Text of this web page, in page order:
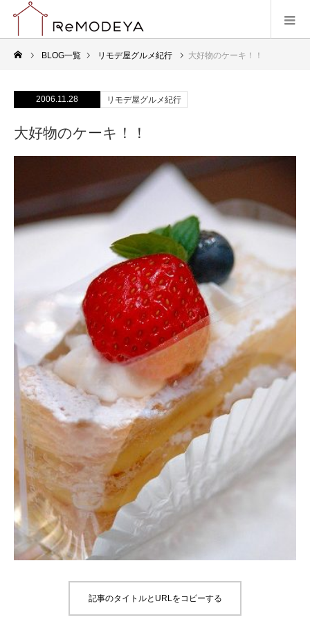
BLOG一覧 リモデ屋グルメ紀行 大好物のケーキ！！
2006.11.28 リモデ屋グルメ紀行
大好物のケーキ！！
記事のタイトルとURLをコピーする